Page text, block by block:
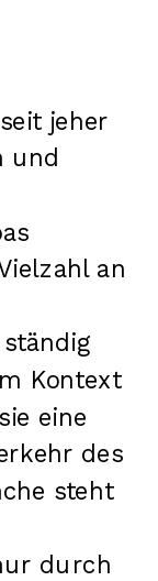
jeher
und
an
Kontext
eine
des
steht
durch